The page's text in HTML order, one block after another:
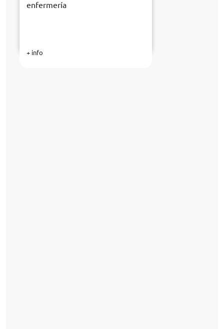
enfermería
+ info